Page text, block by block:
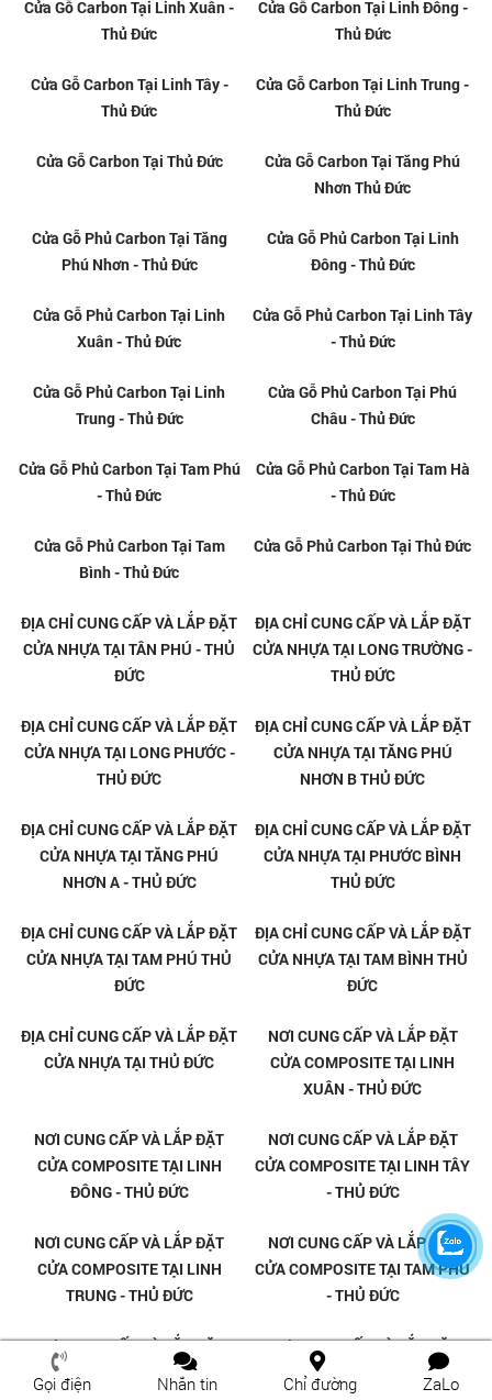
Đức
Đức
Thủ Đức
Thủ Đức
Cửa Gỗ Carbon Tại Linh Xuân -
Thủ Đức
Cửa Gỗ Carbon Tại Linh Đông -
Thủ Đức
Cửa Gỗ Carbon Tại Linh Tây -
Thủ Đức
Cửa Gỗ Carbon Tại Linh Trung -
Thủ Đức
Cửa Gỗ Carbon Tại Thủ Đức
Cửa Gỗ Carbon Tại Tăng Phú
Nhơn Thủ Đức
Gọi điện Nhắn tin Chỉ đường ZaLo